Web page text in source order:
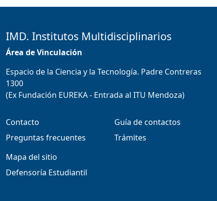
IMD. Institutos Multidisciplinarios
Área de Vinculación
Espacio de la Ciencia y la Tecnología. Padre Contreras
1300
(Ex Fundación EUREKA - Entrada al ITU Mendoza)
Contacto
Preguntas frecuentes
Guía de contactos
Trámites
Mapa del sitio
Defensoría Estudiantil